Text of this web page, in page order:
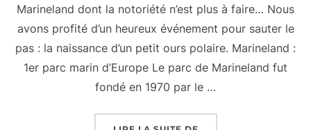
Marineland dont la notoriété n’est plus à faire… Nous
avons profité d’un heureux événement pour sauter le
pas : la naissance d’un petit ours polaire. Marineland :
1er parc marin d’Europe Le parc de Marineland fut
fondé en 1970 par le …